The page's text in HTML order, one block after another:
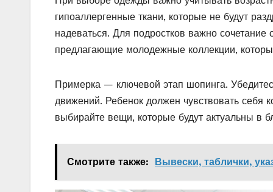
гипоаллергенные ткани, которые не будут
надеваться. Для подростков важно
предлагающие молодежные коллекции,
Примерка — ключевой этап шопинга.
движений. Ребенок должен чувствовать себя
выбирайте вещи, которые будут актуальны в
Смотрите также: Вывески, таблички,